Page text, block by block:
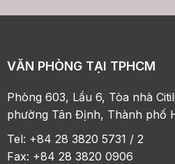
VĂN PHÒNG TẠI TPHCM
Phòng 603, Lầu 6, Tòa nhà
phường Tân Định, Thành phố
Tel: +84 28 3820 5731 / 2
Fax: +84 28 3820 0906